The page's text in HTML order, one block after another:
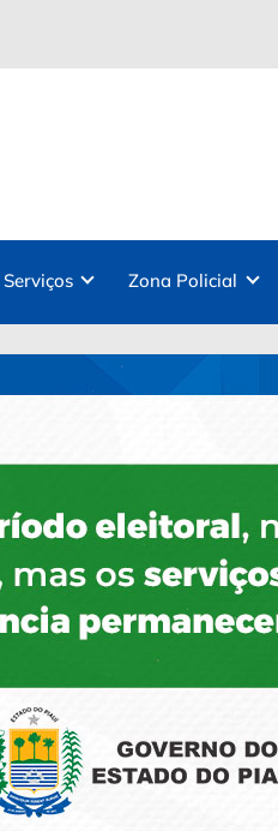
Serviços Zona Policial